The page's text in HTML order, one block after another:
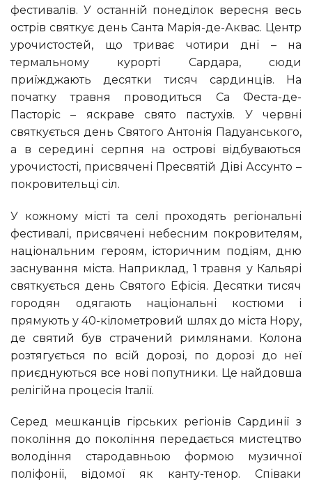
фестивалів. У останній понеділок вересня весь
острів святкує день Санта Марія-де-Аквас. Центр
урочистостей, що триває чотири дні – на
термальному курорті Сардара, сюди
приїжджають десятки тисяч сардинців. На
початку травня проводиться Са Феста-де-
Пасторіс – яскраве свято пастухів. У червні
святкується день Святого Антонія Падуанського,
а в середині серпня на острові відбуваються
урочистості, присвячені Пресвятій Діві Ассунто –
покровительці сіл.
У кожному місті та селі проходять регіональні
фестивалі, присвячені небесним покровителям,
національним героям, історичним подіям, дню
заснування міста. Наприклад, 1 травня у Кальярі
святкується день Святого Ефісія. Десятки тисяч
городян одягають національні костюми і
прямують у 40-кілометровий шлях до міста Нору,
де святий був страчений римлянами. Колона
розтягується по всій дорозі, по дорозі до неї
приєднуються все нові попутники. Це найдовша
релігійна процесія Італії.
Серед мешканців гірських регіонів Сардинії з
покоління до покоління передається мистецтво
володіння стародавньою формою музичної
поліфонії, відомої як канту-тенор. Співаки